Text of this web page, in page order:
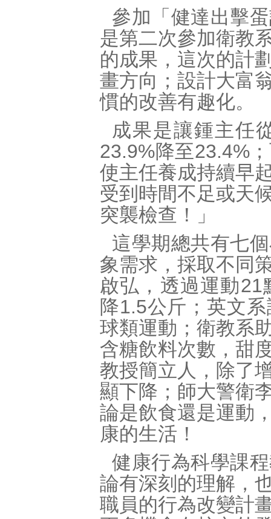
參加「健達出擊
是第二次參加衛教
的成果，這次的計
畫方向；設計大富
慣的改善有趣化。
成果是讓鍾主任
23.9%降至23.4%
使主任養成持續早
受到時間不足或天
突襲檢查！」
這學期總共有七
象需求，採取不同
啟弘，透過運動
降1.5公斤；英文
球類運動；衛教系
含糖飲料次數，甜
教授簡立人，除了
顯下降；師大警衛
論是飲食還是運動
康的生活！
健康行為科學課
論有深刻的理解，
職員的行為改變計